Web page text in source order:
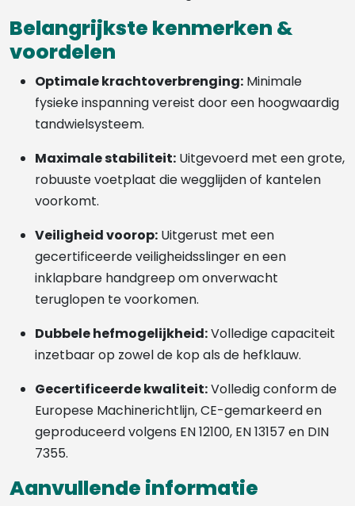
Belangrijkste kenmerken &
voordelen
Optimale krachtoverbrenging: Minimale
fysieke inspanning vereist door een hoogwaardig
tandwielsysteem.
Maximale stabiliteit: Uitgevoerd met een grote,
robuuste voetplaat die wegglijden of kantelen
voorkomt.
Veiligheid voorop: Uitgerust met een
gecertificeerde veiligheidsslinger en een
inklapbare handgreep om onverwacht
teruglopen te voorkomen.
Dubbele hefmogelijkheid:Volledige capaciteit
inzetbaar op zowel de kop als de hefklauw.
Gecertificeerde kwaliteit:Volledig conform de
Europese Machinerichtlijn, CE-gemarkeerd en
geproduceerd volgens EN 12100, EN 13157 en DIN
7355.
Aanvullende informatie